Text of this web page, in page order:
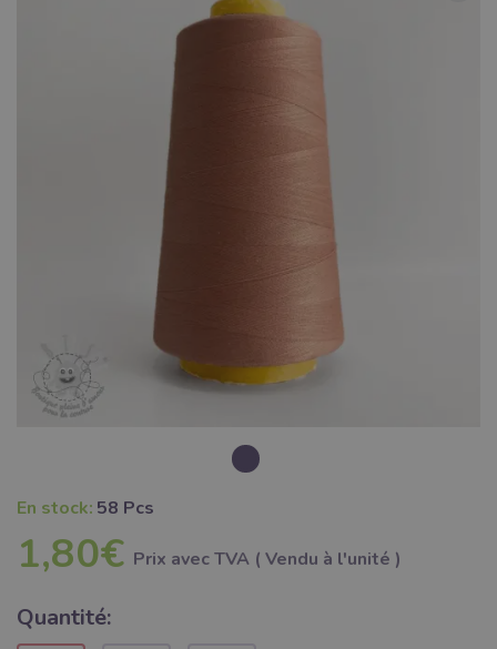
En stock: 58 Pcs
1,80€ Prix ​​avec TVA ( Vendu à l'unité )
Quantité: